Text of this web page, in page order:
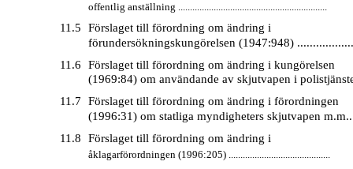
offentlig anställning ...............................................................
11.5
Förslaget till förordning om ändring i
förundersökningskungörelsen (1947:948)
11.6
Förslaget till förordning om ändring i kungörelsen
(1969:84) om användande av skjutvapen i
11.7
Förslaget till förordning om ändring i förordningen
(1996:31) om statliga myndigheters skjutvapen
11.8
Förslaget till förordning om ändring i
åklagarförordningen (1996:205) ...........................................